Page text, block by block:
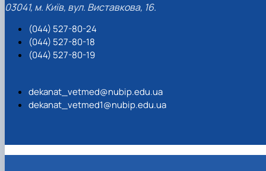
03041, м. Київ, вул. Виставкова, 16.
(044) 527-80-24
(044) 527-80-18
(044) 527-80-19
dekanat_vetmed@nubip.edu.ua
dekanat_vetmed1@nubip.edu.ua